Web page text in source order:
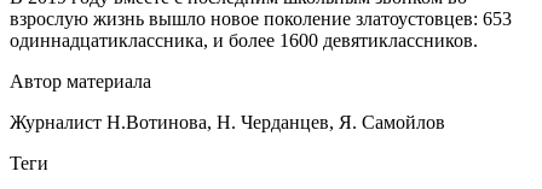
взрослую жизнь вышло новое поколение златоустовцев: 653
одиннадцатиклассника, и более 1600 девятиклассников.
Автор материала
Журналист Н.Вотинова, Н. Черданцев, Я. Самойлов
Теги